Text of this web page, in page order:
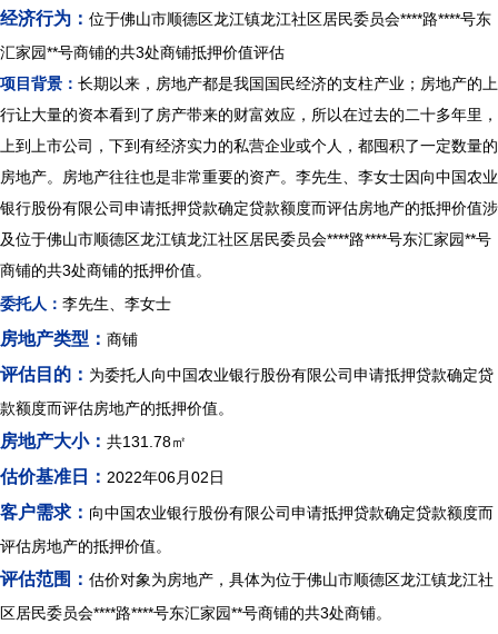
经济行为 ： 位于佛山市顺德区龙江镇龙江社区居民委员会****路****号东
汇家园**号商铺的共3处商铺抵押价值评估
项目背景： 长期以来，房地产都是我国国民经济的支柱产业；房地产的上
行让大量的资本看到了房产带来的财富效应，所以在过去的二十多年里，
上到上市公司，下到有经济实力的私营企业或个人，都囤积了一定数量的
房地产。房地产往往也是非常重要的资产。李先生、李女士因向中国农业
银行股份有限公司申请抵押贷款确定贷款额度而评估房地产的抵押价值涉
及位于佛山市顺德区龙江镇龙江社区居民委员会****路****号东汇家园**号
商铺的共3处商铺的抵押价值。
委托人： 李先生、李女士
房地产类型： 商铺
评估目的： 为委托人向中国农业银行股份有限公司申请抵押贷款确定贷
款额度而评估房地产的抵押价值。
房地产大小： 共131.78㎡
估价基准日： 2022年06月02日
客户需求： 向中国农业银行股份有限公司申请抵押贷款确定贷款额度而
评估房地产的抵押价值。
评估范围： 估价对象为房地产，具体为位于佛山市顺德区龙江镇龙江社
区居民委员会****路****号东汇家园**号商铺的共3处商铺。